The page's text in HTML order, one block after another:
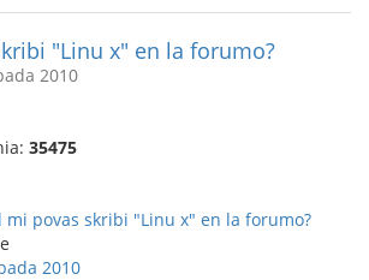
"Linu x" en la forumo?
2010
35475
mi povas skribi "Linu x" en la forumo?
2010